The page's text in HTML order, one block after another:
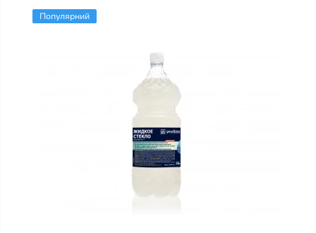
Популярний